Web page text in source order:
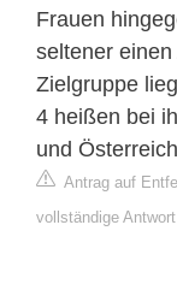
Frauen
seltener
Zielgruppe
4 heißen bei
und
Antrag auf
vollständige